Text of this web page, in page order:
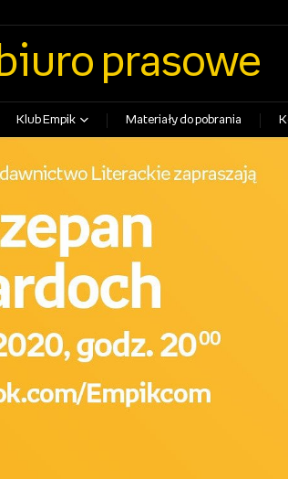
biuro prasowe
Klub Empik Materiały do pobrania